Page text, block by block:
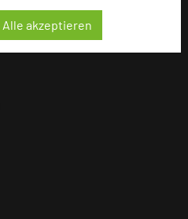
Alle akzeptieren